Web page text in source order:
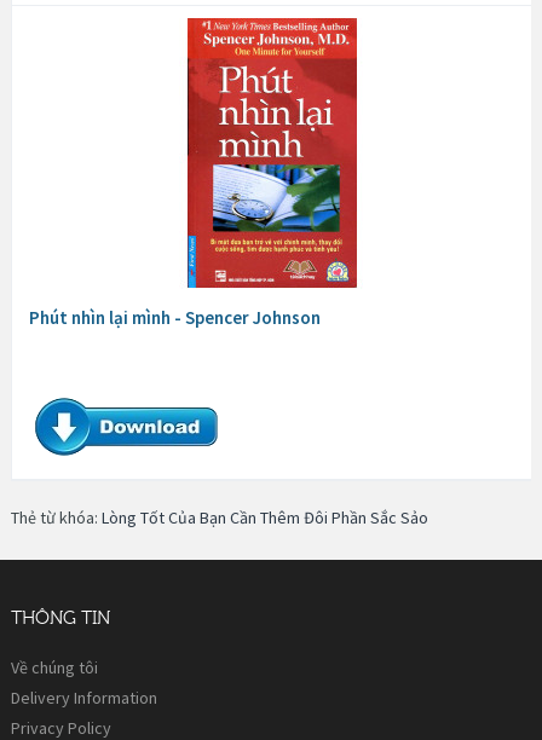
Phút nhìn lại mình - Spencer Johnson
Thẻ từ khóa: Lòng Tốt Của Bạn Cần Thêm Đôi Phần Sắc Sảo
THÔNG TIN
Về chúng tôi
Delivery Information
Privacy Policy